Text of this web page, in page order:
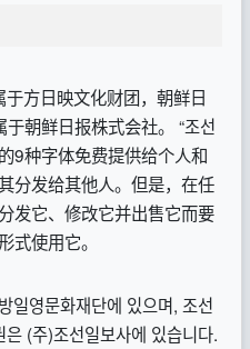
于方日映文化财团，朝鲜日
朝鲜日报株式会社。 “조선
9种字体免费提供给个人和
分发给其他人。但是，在任
发它、修改它并出售它而要
式使用它。
일영문화재단에 있으며, 조선
(주)조선일보사에 있습니다.